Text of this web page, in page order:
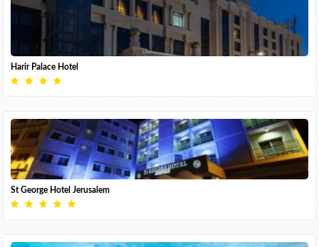
Harir Palace Hotel
St George Hotel Jerusalem